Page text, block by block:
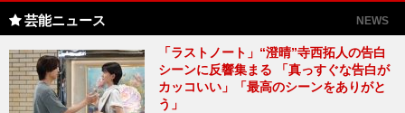
芸能ニュース NEWS
「ラストノート」“澄晴”寺西拓人の告白
シーンに反響集まる 「真っすぐな告白が
カッコいい」「最高のシーンをありがと
う」